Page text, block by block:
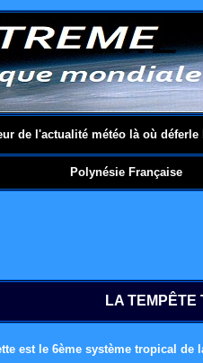
de l'actualité météo là où
Polynésie Française
LA TEMPÊTE
est le 6ème système tropical de